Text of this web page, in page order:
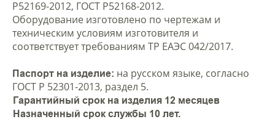
Р52169-2012, ГОСТ Р52168-2012.
Оборудование изготовлено по чертежам и
техническим условиям изготовителя и
соответствует требованиям ТР ЕАЭС 042/2017.
Паспорт на изделие: на русском языке, согласно
ГОСТ Р 52301-2013, раздел 5.
Гарантийный срок на изделия 12 месяцев
Назначенный срок службы 10 лет.